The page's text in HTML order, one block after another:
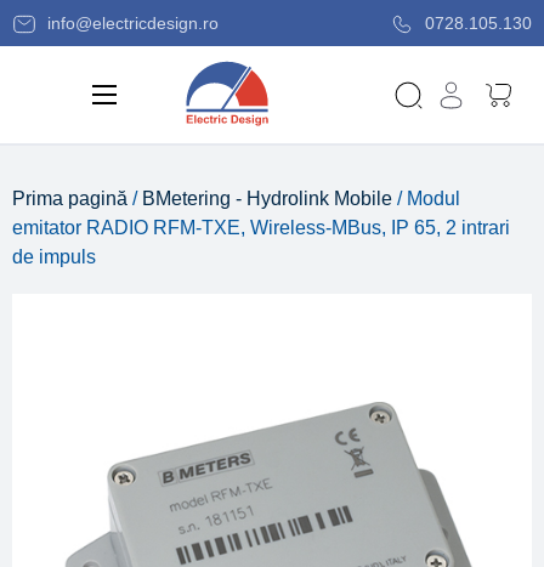
info@electricdesign.ro 0728.105.130
Prima pagină / BMetering - Hydrolink Mobile / Modul
emitator RADIO RFM-TXE, Wireless-MBus, IP 65, 2 intrari
de impuls